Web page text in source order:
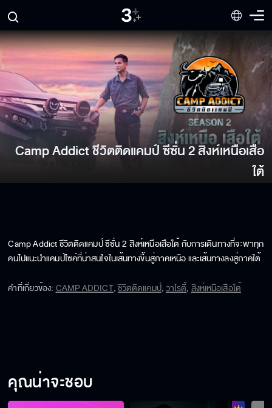
Camp Addict ชีวิตติดแคมป์ ซีซั่น 2 สิงห์เหนือเสือ
ใต้
Camp Addict ชีวิตติดแคมป์ ซีซั่น 2 สิงห์เหนือเสือใต้ กับการเดินทางที่จะพาทุก
คนไปแนะนำแคมป์ไซค์ที่น่าสนใจในเส้นทางขึ้นสู่ภาคเหนือ และเส้นทางลงสู่ภาคใต้
คำที่เกี่ยวข้อง:CAMP ADDICT,ชีวิตติดแคมป์,วาไรตี้,สิงห์เหนือเสือใต้
คุณน่าจะชอบ